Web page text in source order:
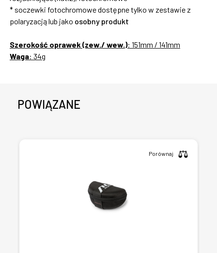
* soczewki fotochromowe dostępne tylko w zestawie z
polaryzacją lub jako osobny produkt
Szerokość oprawek (zew./ wew.): 151mm / 141mm
​Waga: 34g
POWIĄZANE
Porównaj